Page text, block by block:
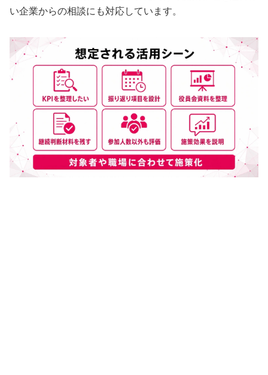
い企業からの相談にも対応しています。